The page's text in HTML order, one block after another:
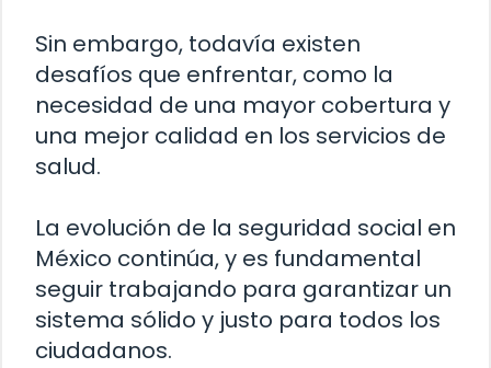
Sin embargo, todavía existen
desafíos que enfrentar, como la
necesidad de una mayor cobertura y
una mejor calidad en los servicios de
salud.
La evolución de la seguridad social en
México continúa, y es fundamental
seguir trabajando para garantizar un
sistema sólido y justo para todos los
ciudadanos.